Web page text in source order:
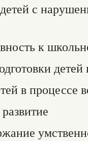
с
к
в процессе